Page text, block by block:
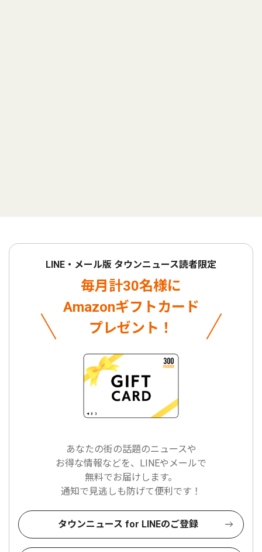
LINE・メール版 タウンニュース読者限定
毎月計30名様に
Amazonギフトカード
プレゼント！
あなたの街の話題のニュースや
お得な情報などを、LINEやメールで
無料でお届けします。
通知で見逃しも防げて便利です！
タウンニュース for LINEのご登録